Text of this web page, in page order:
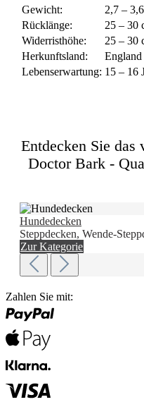
Gewicht:
2,7 –
Rücklänge:
25 – 30
Widerristhöhe:
25 – 30
Herkunftsland:
England
Lebenserwartung: 15 – 16
Entdecken Sie
Doctor Bark -
Hundedecken
Steppdecken, Wende-
Zur Kategorie
Zahlen Sie mit: